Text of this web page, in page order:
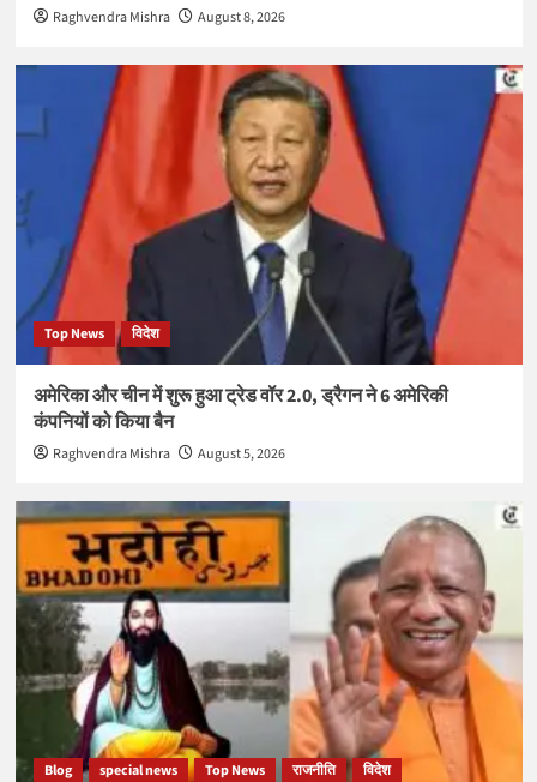
Raghvendra Mishra August 8, 2026
Top News विदेश
अमेरिका और चीन में शुरू हुआ ट्रेड वॉर 2.0, ड्रैगन ने 6 अमेरिकी
कंपनियों को किया बैन
Raghvendra Mishra August 5, 2026
Blog special news Top News राजनीति विदेश